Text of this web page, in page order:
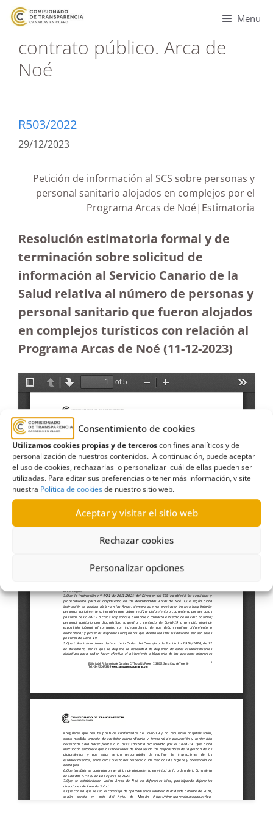
Consentimiento de cookies
Utilizamos cookies propias y de terceroscon fines analíticos y de
personalización de nuestros contenidos. A continuación, puede aceptar
el uso de cookies, rechazarlas o personalizar cuál de ellas pueden ser
utilizadas. Para editar sus preferencias o tener más información, visite
nuestra Política de cookiesde nuestro sitio web.
Aceptar y visitar el sitio web
Rechazar cookies
Personalizar opciones
Menu
contrato público. Arca de
Noé
R503/2022
29/12/2023
Petición de información al SCS sobre personas y
personal sanitario alojados en complejos por el
Programa Arcas de Noé|Estimatoria
Resolución estimatoria formal y de
terminación sobre solicitud de
información al Servicio Canario de la
Salud relativa al número de personas y
personal sanitario que fueron alojados
en complejos turísticos con relación al
Programa Arcas de Noé (11-12-2023)